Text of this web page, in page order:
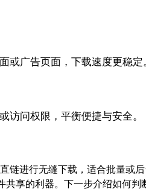
或广告页面，下载速度更稳定
访问权限，平衡便捷与安全。
进行无缝下载，适合批量或后
享的利器。下一步介绍如何判